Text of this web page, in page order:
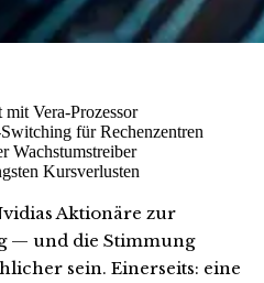
Vera-Prozessor
für Rechenzentren
Wachstumstreiber
Kursverlusten
Aktionäre zur
— und die Stimmung
sein. Einerseits: eine